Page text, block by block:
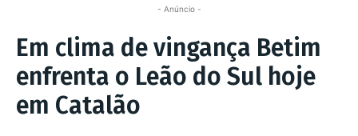
- Anúncio -
Em clima de vingança Betim
enfrenta o Leão do Sul hoje
em Catalão